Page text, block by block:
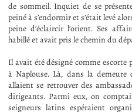
de sommeil. Inquiet de se
peiné à s’endormir et s’était levé
peine d’éclaircir l’orient. Ses
habillé et avait pris le chemin du
Il avait été désigné comme escorte
à Naplouse. Là, dans la
allaient se retrouver des
dirigeants. Parmi eux, on
seigneurs latins espéraient